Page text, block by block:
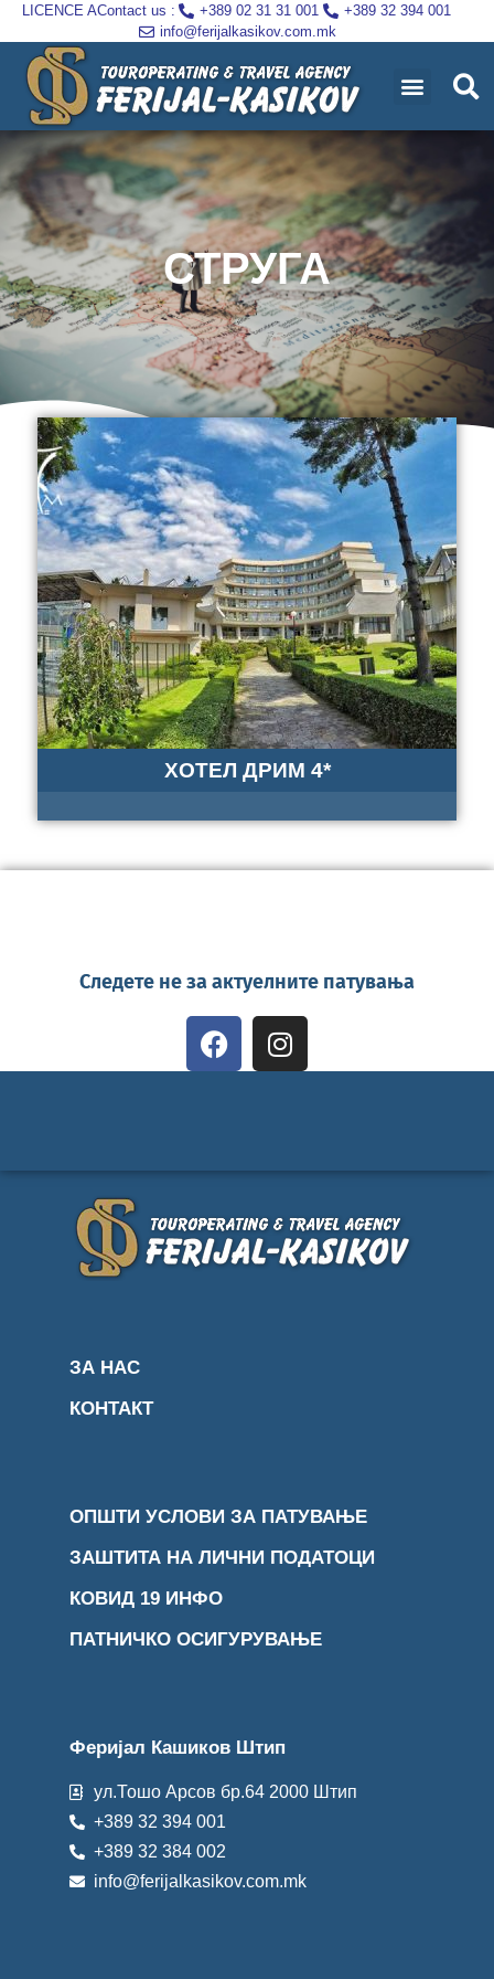
LICENCE AContact us : +389 02 31 31 001
+389 32 394 001
info@ferijalkasikov.com.mk
СТРУГА
ХОТЕЛ ДРИМ 4*
Следете не за актуелните патувања
ЗА НАС
КОНТАКТ
ОПШТИ УСЛОВИ ЗА ПАТУВАЊЕ
ЗАШТИТА НА ЛИЧНИ ПОДАТОЦИ
КОВИД 19 ИНФО
ПАТНИЧКО ОСИГУРУВАЊЕ
Феријал Кашиков Штип
ул.Тошо Арсов бр.64 2000 Штип
+389 32 394 001
+389 32 384 002
info@ferijalkasikov.com.mk